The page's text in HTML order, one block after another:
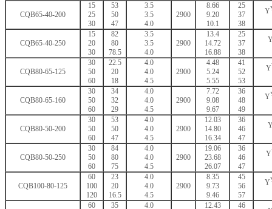
CQB65-40-200
15
25
30
53
50
47
3.5
3.5
4.0
2900
8.66
9.20
10.1
25
37
38
Y
CQB65-40-250
15
20
30
82
80
78.5
3.5
3.5
4.0
2900
13.4
14.72
16.88
25
37
38
CQB80-65-125
30
50
60
22.5
20
18
4.0
4.0
4.5
2900
4.48
5.24
5.55
41
52
53
Y
CQB80-65-160
30
50
60
34
32
29
4.0
4.0
4.5
2900
7.72
9.08
9.67
36
48
49
Y
CQB80-50-200
30
50
60
53
50
47
4.0
4.0
4.5
2900
12.03
14.80
16.34
36
46
47
CQB80-50-250
30
50
60
84
80
75
4.0
4.0
4.5
2900
19.06
23.68
26.07
36
46
47
Y
CQB100-80-125
60
100
120
23
20
16.5
4.0
4.0
4.5
2900
8.35
9.73
9.46
45
56
57
Y
60
35
4.0
12.43
46